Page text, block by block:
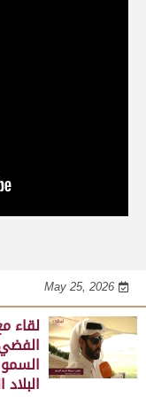
لقاء مع جابر بن
بالسيف الذهبي للحيل
May 25, 2026
لقاء
البلاد